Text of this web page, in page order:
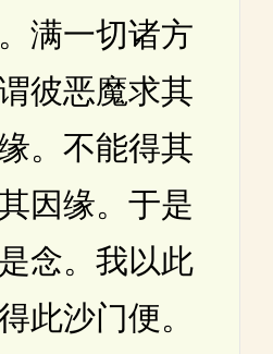
满一切诸方
彼恶魔求其
。不能得其
因缘。于是
念。我以此
此沙门便。